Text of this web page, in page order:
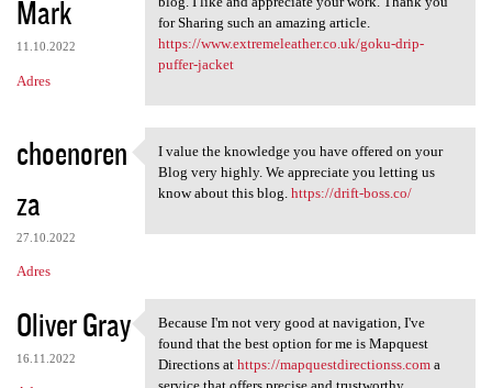
Mark
11.10.2022
Adres
for Sharing such an amazing article.
https://www.extremeleather.co.uk/goku-drip-
puffer-jacket
choenoren
za
27.10.2022
Adres
I value the knowledge you
I value the knowledge you have offered on your
Blog very highly. We appreciate you letting us
know about this blog. https://drift-boss.co/
Oliver Gray
16.11.2022
Because I'm not very good at
Because I'm not very good at navigation, I've
found that the best option for me is Mapquest
Directions at https://mapquestdirectionss.coma